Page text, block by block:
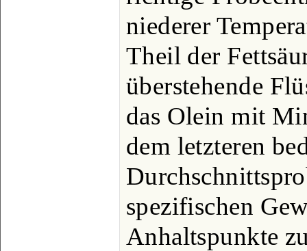
niederer
Theil der
überstehende
das Olein mit
dem letzteren
spezifischen
Anhaltspunkte